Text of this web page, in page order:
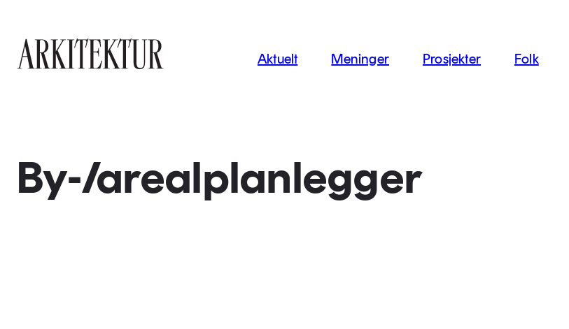
Aktuelt Meninger Prosjekter Folk
By-/arealplanlegger